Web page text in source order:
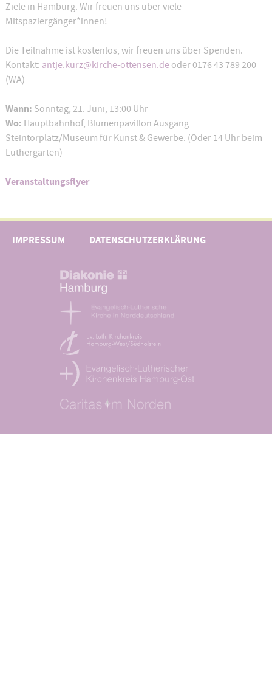
Ziele in Hamburg. Wir freuen uns über viele
Mitspaziergänger*innen!
Die Teilnahme ist kostenlos, wir freuen uns über Spenden.
Kontakt: antje.kurz@kirche-ottensen.deoder 0176 43 789 200
(WA)
Wann: Sonntag, 21. Juni, 13:00 Uhr
Wo: Hauptbahnhof, Blumenpavillon Ausgang
Steintorplatz/Museum für Kunst & Gewerbe. (Oder 14 Uhr beim
Luthergarten)
Veranstaltungsflyer
IMPRESSUM DATENSCHUTZERKLÄRUNG